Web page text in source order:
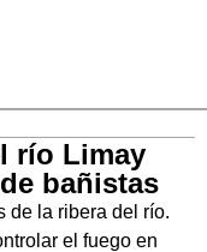
río Limay
bañistas
de la ribera del río.
el fuego en